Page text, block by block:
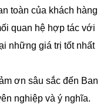
toàn của khách hàng
quan hệ hợp tác với
những giá trị tốt nhất
ơn sâu sắc đến Ban
nghiệp và ý nghĩa.